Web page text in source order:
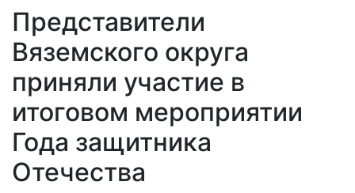
Представители
Вяземского округа
приняли участие в
итоговом мероприятии
Года защитника
Отечества